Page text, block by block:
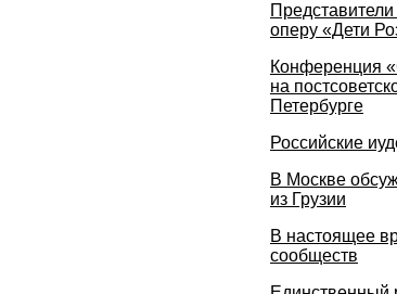
оперу «Дети
Конференция
на
Петербурге
Российские
В Москве
из Грузии
В настоящее
сообществ